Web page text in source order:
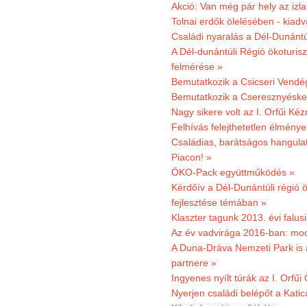
Akció: Van még pár hely az
Tolnai erdők ölelésében -
Családi nyaralás a Dél-
A Dél-dunántúli Régió
felmérése »
Bemutatkozik a Csicseri
Bemutatkozik a
Nagy sikere volt az I. Orfűi
Felhívás felejthetetlen
Családias, barátságos
Piacon! »
ÖKO-Pack együttműködés »
Kérdőív a Dél-Dunántúli régió
fejlesztése témában »
Klaszter tagunk 2013. évi
Az év vadvirága 2016-ban:
A Duna-Dráva Nemzeti Park
partnere »
Ingyenes nyílt túrák az I. Orfűi
Nyerjen családi belépőt a